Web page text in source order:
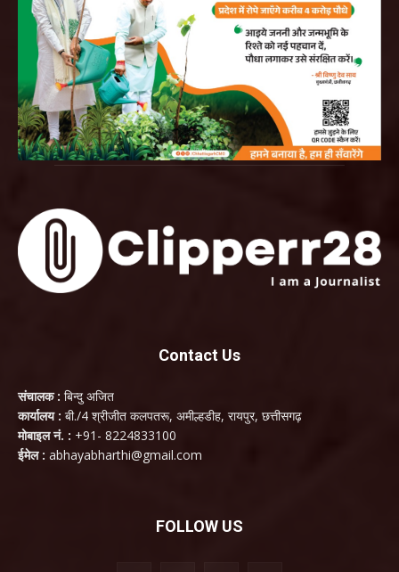
Contact Us
संचालक : बिन्दु अजित
कार्यालय : बी./4 श्रीजीत कलपतरू, अमील्हडीह, रायपुर, छत्तीसगढ़
मोबाइल नं. : +91- 8224833100
ईमेल : abhayabharthi@gmail.com
FOLLOW US